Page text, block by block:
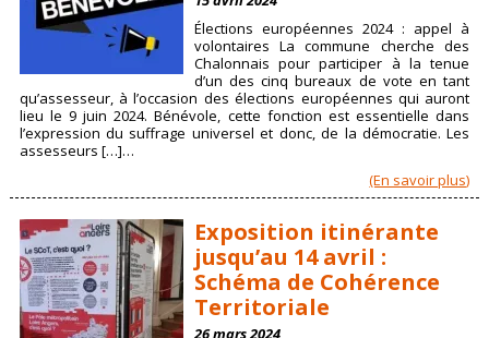
Élections européennes 2024 : appel à
volontaires La commune cherche des
Chalonnais pour participer à la tenue
d’un des cinq bureaux de vote en tant
qu’assesseur, à l’occasion des élections européennes qui auront
lieu le 9 juin 2024. Bénévole, cette fonction est essentielle dans
l’expression du suffrage universel et donc, de la démocratie. Les
assesseurs […]…
(En savoir plus)
Exposition itinérante
jusqu’au 14 avril :
Schéma de Cohérence
Territoriale
26 mars 2024